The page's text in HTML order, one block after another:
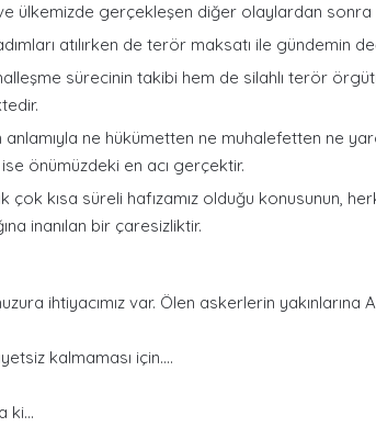
ülkemizde gerçekleşen diğer olaylardan
atılırken de terör maksatı ile gündemin
sürecinin takibi hem de silahlı terör
anlamıyla ne hükümetten ne muhalefetten ne
önümüzdeki en acı gerçektir.
çok kısa süreli hafızamız olduğu konusunun,
inanılan bir çaresizliktir.
ihtiyacımız var. Ölen askerlerin yakınlarına
kalmaması için….
ki…